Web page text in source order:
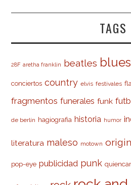
TAGS
28F aretha franklin beatles blues
conciertos country elvis festivales
fragmentos funerales funk
de berlín hagiografia historia humor
literatura maleso motown
pop-eye publicidad punk